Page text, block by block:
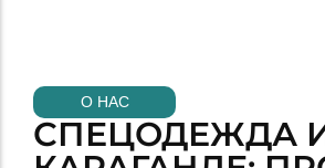
О НАС
СПЕЦОДЕЖДА